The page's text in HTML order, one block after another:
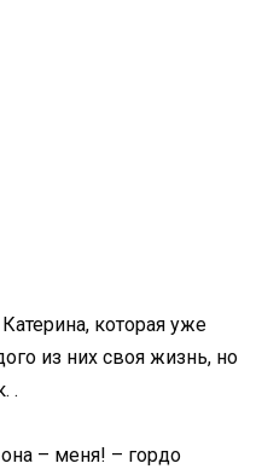
которая уже
из них своя жизнь, но
.
– меня! – гордо